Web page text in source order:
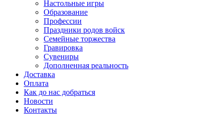
Настольные игры
Образование
Профессии
Праздники родов войск
Семейные торжества
Гравировка
Сувениры
Дополненная реальность
Доставка
Оплата
Как до нас добраться
Новости
Контакты